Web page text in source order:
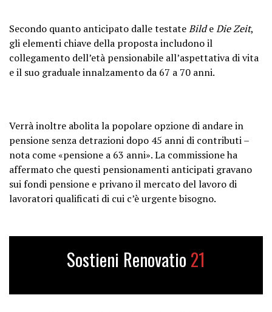
Secondo quanto anticipato dalle testateBildeDie Zeit,
gli elementi chiave della proposta includono il
collegamento dell’età pensionabile all’aspettativa di vita
e il suo graduale innalzamento da 67 a 70 anni.
Verrà inoltre abolita la popolare opzione di andare in
pensione senza detrazioni dopo 45 anni di contributi –
nota come «pensione a 63 anni». La commissione ha
affermato che questi pensionamenti anticipati gravano
sui fondi pensione e privano il mercato del lavoro di
lavoratori qualificati di cui c’è urgente bisogno.
Sostieni Renovatio 21